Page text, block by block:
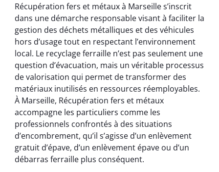
Récupération fers et métaux à Marseille s’inscrit
dans une démarche responsable visant à faciliter la
gestion des déchets métalliques et des véhicules
hors d’usage tout en respectant l’environnement
local. Le recyclage ferraille n’est pas seulement une
question d’évacuation, mais un véritable processus
de valorisation qui permet de transformer des
matériaux inutilisés en ressources réemployables.
À Marseille, Récupération fers et métaux
accompagne les particuliers comme les
professionnels confrontés à des situations
d’encombrement, qu’il s’agisse d’un enlèvement
gratuit d’épave, d’un enlèvement épave ou d’un
débarras ferraille plus conséquent.